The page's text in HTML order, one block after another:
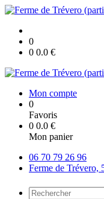
0
0 0.0 €
Mon compte
0
Favoris
0 0.0 €
Mon panier
06 70 79 26 96
Ferme de Trévero,